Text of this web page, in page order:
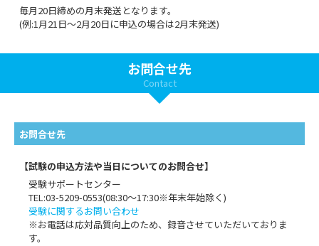
毎月20日締めの月末発送となります。
(例:1月21日～2月20日に申込の場合は2月末発送)
お問合せ先
Contact
お問合せ先
【試験の申込方法や当日についてのお問合せ】
受験サポートセンター
TEL:03-5209-0553(08:30～17:30※年末年始除く)
受験に関するお問い合わせ
※お電話は応対品質向上のため、録音させていただいておりま
す。